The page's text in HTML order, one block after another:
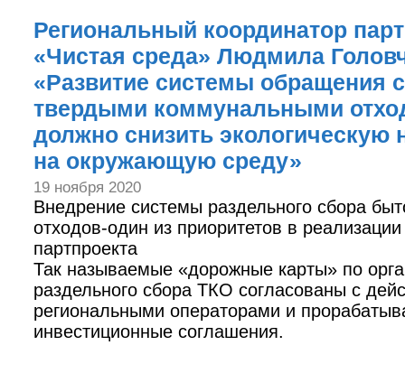
Региональный координатор
«Чистая среда» Людмила
«Развитие системы обращения с
твердыми коммунальными
должно снизить экологическую
на окружающую среду»
19 ноября 2020
Внедрение системы раздельного сбора
отходов-один из приоритетов в реализации
партпроекта
Так называемые «дорожные карты» по
раздельного сбора ТКО согласованы с
региональными операторами и
инвестиционные соглашения.